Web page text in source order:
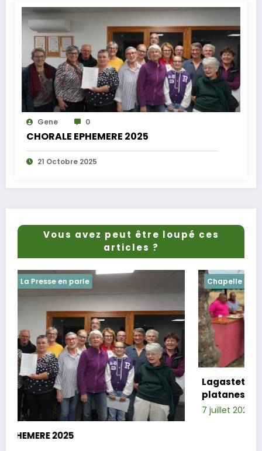
Gene 0
CHORALE EPHEMERE 2025
21 Octobre 2025
Vous avez peut être loupé ces
articles ?
Chapelle
Lagastet : le repas champêtre réussi
platanes
7 juillet 2025 Xavier D.